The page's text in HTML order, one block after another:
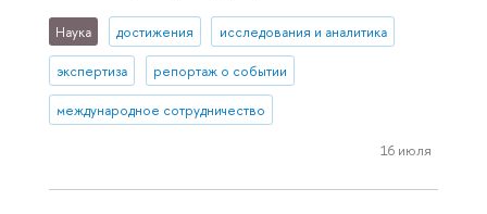
Наука достижения исследования и аналитика
экспертиза репортаж о событии
международное сотрудничество
16 июля